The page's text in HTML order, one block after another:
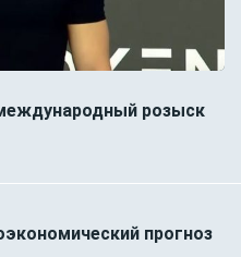
розыск
прогноз